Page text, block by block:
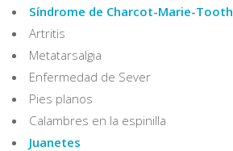
Síndrome de Charcot-Marie-Tooth
Artritis
Metatarsalgia
Enfermedad de Sever
Pies planos
Calambres en la espinilla
Juanetes